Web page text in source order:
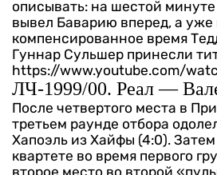
описывать: на шестой
вывел Баварию вперед, а уже
компенсированное время
Гуннар Сульшер принесли
https://www.youtube.com/
ЛЧ-1999/00. Реал —
После четвертого места в
третьем раунде отбора
Хапоэль из Хайфы (4:0).
квартете во время первого